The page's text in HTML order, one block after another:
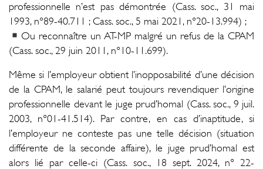
professionnelle n’est pas démontrée (Cass. soc., 31 mai
1993, n°89-40.711 ; Cass. soc., 5 mai 2021, n°20-13.994) ;
Ou reconnaître un AT-MP malgré un refus de la CPAM
(Cass. soc., 29 juin 2011, n°10-11.699).
Même si l’employeur obtient l’inopposabilité d’une décision
de la CPAM, le salarié peut toujours revendiquer l’origine
professionnelle devant le juge prud’homal (Cass. soc., 9 juil.
2003, n°01-41.514). Par contre, en cas d’inaptitude, si
l’employeur ne conteste pas une telle décision (situation
différente de la seconde affaire), le juge prud’homal est
alors lié par celle-ci (Cass. soc., 18 sept. 2024, n° 22-